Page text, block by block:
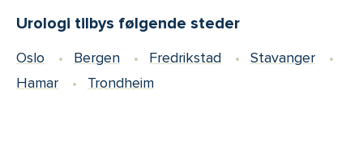
Urologi tilbys følgende steder
Oslo Bergen Fredrikstad
Stavanger
Hamar
Trondheim